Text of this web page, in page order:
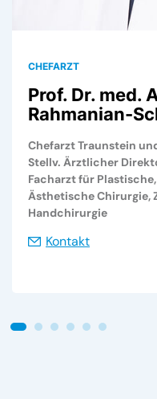
CHEFARZT
Prof. Dr. med.
Rahmanian-
Chefarzt Traunstein
Stellv. Ärztlicher
Facharzt für
Ästhetische Chirurgie,
Handchirurgie
Kontakt